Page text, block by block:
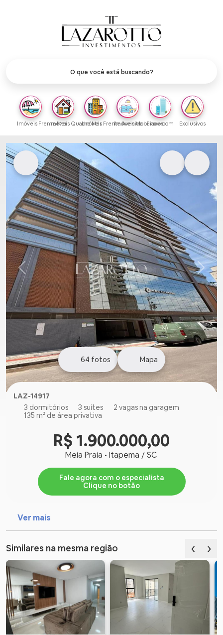
Imóveis Frente MarImóveis Quadra MarImóveis Frente Avenida
Imóveis Mobiliados
Showroom Exclusivos
64 fotos Mapa
LAZ-14917
3 dormitórios
3 suítes
2 vagas na garagem
135 m² de área privativa
R$ 1.900.000,00
Meia Praia • Itapema / SC
Fale agora com o especialista
Clique no botão
Ver mais
Similares na mesma região ‹ ›